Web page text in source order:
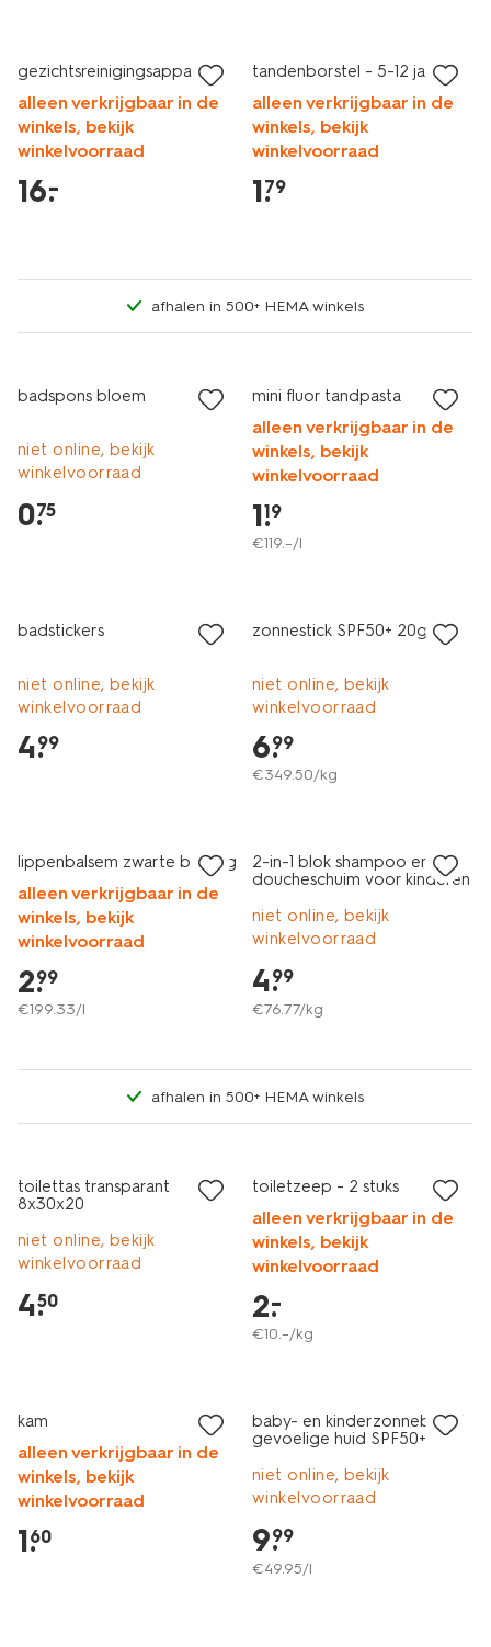
gezichtsreinigingsapparaat
alleen verkrijgbaar in de
winkels, bekijk
winkelvoorraad
16.
–
tandenborstel - 5-12 jaar
alleen verkrijgbaar in de
winkels, bekijk
winkelvoorraad
1.
79
afhalen in 500+ HEMA winkels
badspons bloem
niet online, bekijk
winkelvoorraad
0.
75
mini fluor tandpasta
alleen verkrijgbaar in de
winkels, bekijk
winkelvoorraad
1.
19
€119.–/l
badstickers
niet online, bekijk
winkelvoorraad
4.
99
zonnestick SPF50+ 20g
niet online, bekijk
winkelvoorraad
6.
99
€349.50/kg
lippenbalsem zwarte bes 15g
alleen verkrijgbaar in de
winkels, bekijk
winkelvoorraad
2.
99
€199.33/l
vegan
2-in-1 blok shampoo en
doucheschuim voor kinderen
niet online, bekijk
winkelvoorraad
4.
99
€76.77/kg
afhalen in 500+ HEMA winkels
toilettas transparant
8x30x20
niet online, bekijk
winkelvoorraad
4.
50
vegan
toiletzeep - 2 stuks
alleen verkrijgbaar in de
winkels, bekijk
winkelvoorraad
2.
–
€10.–/kg
kam
alleen verkrijgbaar in de
winkels, bekijk
winkelvoorraad
1.
60
baby- en kinderzonnebrand
gevoelige huid SPF50+
niet online, bekijk
winkelvoorraad
9.
99
€49.95/l